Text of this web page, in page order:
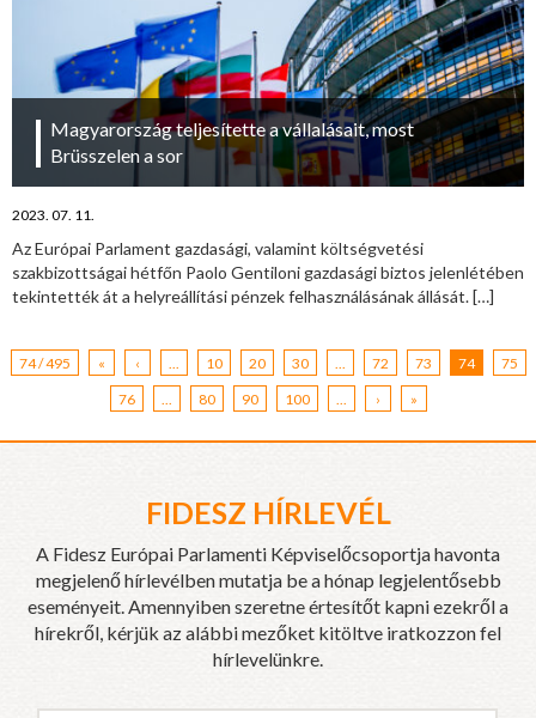
Magyarország teljesítette a vállalásait, most
Brüsszelen a sor
2023. 07. 11.
Az Európai Parlament gazdasági, valamint költségvetési
szakbizottságai hétfőn Paolo Gentiloni gazdasági biztos jelenlétében
tekintették át a helyreállítási pénzek felhasználásának állását.[…]
74 / 495 « ‹ 10 20 30 72 73 74
75
76
80 90 100 › »
FIDESZ HÍRLEVÉL
A Fidesz Európai Parlamenti Képviselőcsoportja havonta
megjelenő hírlevélben mutatja be a hónap legjelentősebb
eseményeit. Amennyiben szeretne értesítőt kapni ezekről a
hírekről, kérjük az alábbi mezőket kitöltve iratkozzon fel
hírlevelünkre.